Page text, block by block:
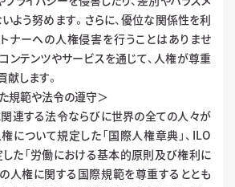
よう努めます。さらに、優位な関係性を利
ナーへの人権侵害を行うことはありませ
ンテンツやサービスを通じて、人権が尊重
します。
規範や法令の遵守＞
連する法令ならびに世界の全ての人々が
について規定した「国際人権章典」、ILO
た「労働における基本的原則及び権利に
人権に関する国際規範を尊重するととも